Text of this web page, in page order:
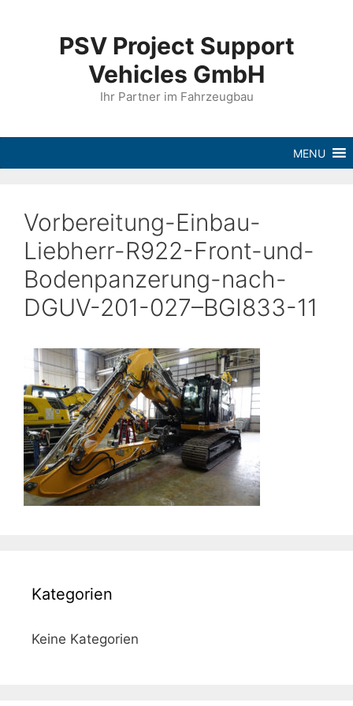
PSV Project Support
Vehicles GmbH
Ihr Partner im Fahrzeugbau
MENU
Vorbereitung-Einbau-
Liebherr-R922-Front-und-
Bodenpanzerung-nach-
DGUV-201-027–BGI833-11
Kategorien
Keine Kategorien